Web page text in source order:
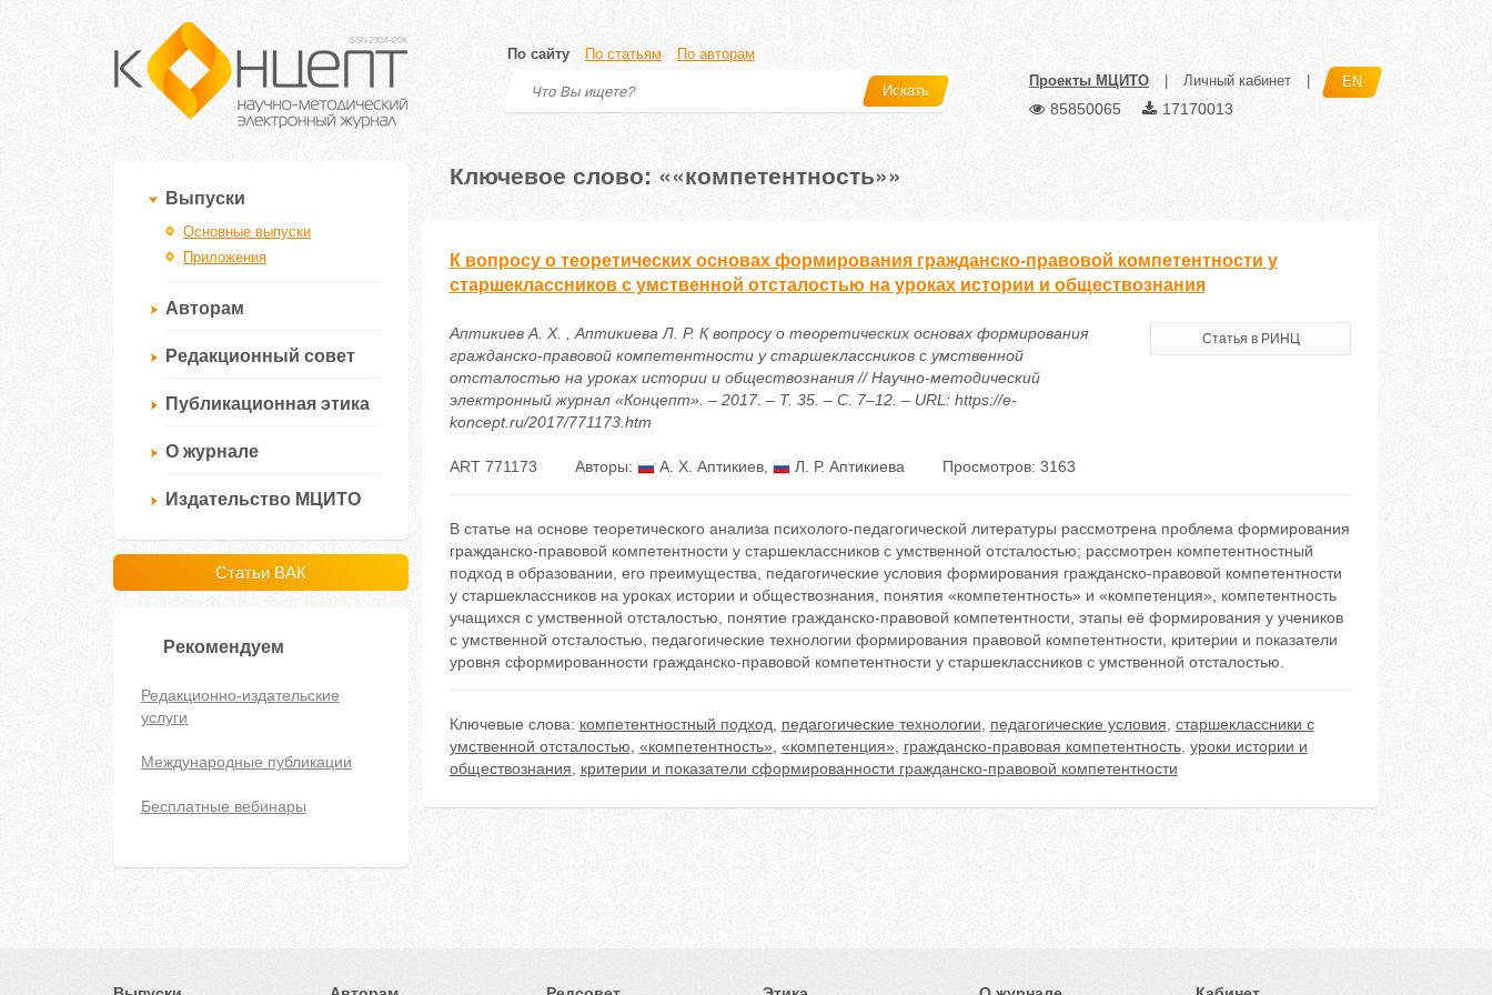
По сайту По статьям По авторам
Искать
Проекты МЦИТО Личный кабинет EN
85850065 17170013
Выпуски
Основные выпуски
Приложения
Авторам
Редакционный совет
Публикационная этика
О журнале
Издательство МЦИТО
Статьи ВАК
Рекомендуем
Редакционно-издательские
услуги
Международные публикации
Бесплатные вебинары
Ключевое слово: ««компетентность»»
К вопросу о теоретических основах формирования гражданско-правовой компетентности у
старшеклассников с умственной отсталостью на уроках истории и обществознания
Аптикиев А. Х. , Аптикиева Л. Р. К вопросу о теоретических основах формирования
гражданско-правовой компетентности у старшеклассников с умственной
отсталостью на уроках истории и обществознания // Научно-методический
электронный журнал «Концепт». – 2017. – Т. 35. – С. 7–12. – URL: https://e-
koncept.ru/2017/771173.htm
Статья в РИНЦ
ART 771173 Авторы: А. Х. Аптикиев, Л. Р. Аптикиева Просмотров: 3163
В статье на основе теоретического анализа психолого-педагогической литературы рассмотрена проблема формирования
гражданско-правовой компетентности у старшеклассников с умственной отсталостью; рассмотрен компетентностный
подход в образовании, его преимущества, педагогические условия формирования гражданско-правовой компетентности
у старшеклассников на уроках истории и обществознания, понятия «компетентность» и «компетенция», компетентность
учащихся с умственной отсталостью, понятие гражданско-правовой компетентности, этапы её формирования у учеников
с умственной отсталостью, педагогические технологии формирования правовой компетентности, критерии и показатели
уровня сформированности гражданско-правовой компетентности у старшеклассников с умственной отсталостью.
Ключевые слова: компетентностный подход педагогические технологии педагогические условия старшеклассники с
умственной отсталостью «компетентность» «компетенция» гражданско-правовая компетентность, уроки истории и
обществознания
критерии и показатели сформированности гражданско-правовой компетентности